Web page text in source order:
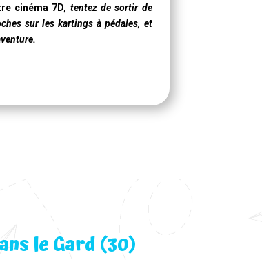
cinéma 7D, tentez de sortir de
sur les kartings à pédales, et
le Gard (30)